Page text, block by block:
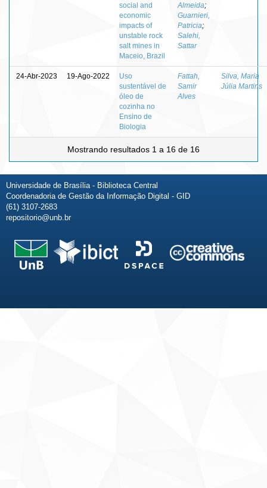
social and
economic
impacts of
unstable rock
salt mines in
Maceio, Brazil
Almeida;
Guarnieri,
Patricia;
Salehi,
Sattar
24-Abr-2023 19-Ago-2022
Uso
sustentável de
óleo de
cozinha no
Ensino de
Biologia
Fattah,
Samir
Alves
Silva, Maria
Júlia Martins
Mostrando resultados 1 a 16 de 16
Universidade de Brasília - Biblioteca Central
Coordenadoria de Gestão da Informação Digital - GID
(61) 3107-2683
repositorio@unb.br